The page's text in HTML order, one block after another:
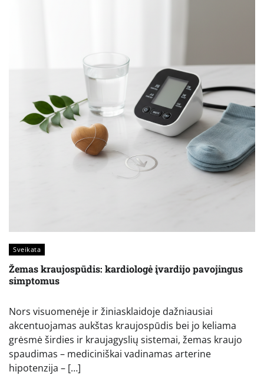
Sveikata
Žemas kraujospūdis: kardiologė įvardijo pavojingus
simptomus
Nors visuomenėje ir žiniasklaidoje dažniausiai
akcentuojamas aukštas kraujospūdis bei jo keliama
grėsmė širdies ir kraujagyslių sistemai, žemas kraujo
spaudimas – mediciniškai vadinamas arterine
hipotenzija – […]